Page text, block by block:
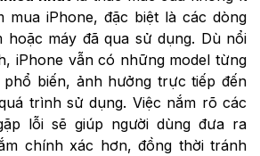
mua iPhone, đặc biệt là các dòng
hoặc máy đã qua sử dụng. Dù nổi
iPhone vẫn có những model từng
biến, ảnh hưởng trực tiếp đến
trình sử dụng. Việc nắm rõ các
lỗi sẽ giúp người dùng đưa ra
chính xác hơn, đồng thời tránh